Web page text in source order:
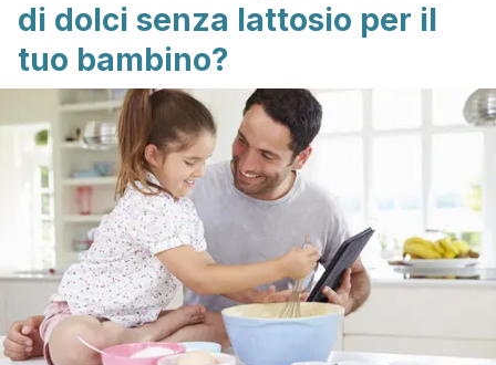
di dolci senza lattosio per il
tuo bambino?